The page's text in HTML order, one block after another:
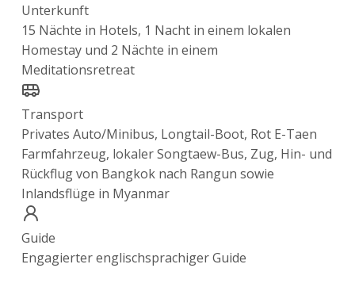
Unterkunft
15 Nächte in Hotels, 1 Nacht in einem lokalen
Homestay und 2 Nächte in einem
Meditationsretreat
Transport
Privates Auto/Minibus, Longtail-Boot, Rot E-Taen
Farmfahrzeug, lokaler Songtaew-Bus, Zug, Hin- und
Rückflug von Bangkok nach Rangun sowie
Inlandsflüge in Myanmar
Guide
Engagierter englischsprachiger Guide